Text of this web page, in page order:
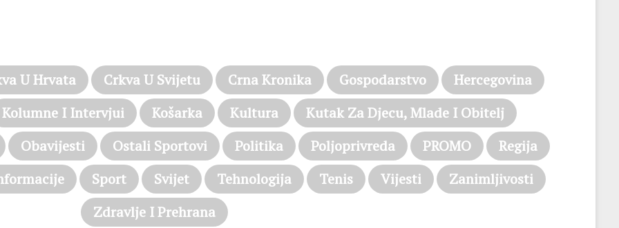
U Hrvata Crkva U Svijetu Crna Kronika Gospodarstvo
Hercegovina
Kolumne I Intervjui Košarka Kultura
Kutak Za Djecu, Mlade I Obitelj
Obavijesti Ostali Sportovi Politika Poljoprivreda PROMO
Regija
Sport Svijet Tehnologija Tenis Vijesti
Zanimljivosti
Zdravlje I Prehrana